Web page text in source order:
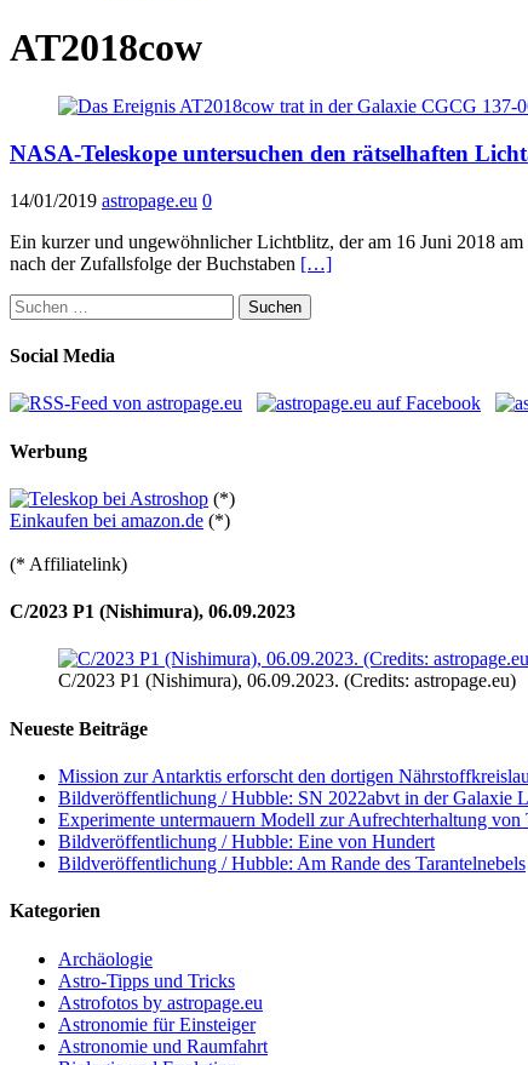
AT2018cow
NASA-Teleskope untersuchen den rätselhaften
14/01/2019 astropage.eu 0
Ein kurzer und ungewöhnlicher Lichtblitz, der am 16 Juni 2018
nach der Zufallsfolge der Buchstaben […]
Suchen
nach:
Social Media
Werbung
(*)
Einkaufen bei amazon.de (*)
(* Affiliatelink)
C/2023 P1 (Nishimura), 06.09.2023
C/2023 P1 (Nishimura), 06.09.2023. (Credits: astropage.eu)
Neueste Beiträge
Mission zur Antarktis erforscht den dortigen
Bildveröffentlichung / Hubble: SN 2022abvt in der Galaxie
Experimente untermauern Modell zur Aufrechterhaltung von
Bildveröffentlichung / Hubble: Eine von Hundert
Bildveröffentlichung / Hubble: Am Rande des Tarantelnebels
Kategorien
Archäologie
Astro-Tipps und Tricks
Astrofotos by astropage.eu
Astronomie für Einsteiger
Astronomie und Raumfahrt